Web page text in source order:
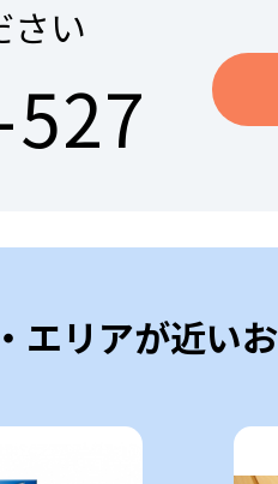
さい
エリアが近い